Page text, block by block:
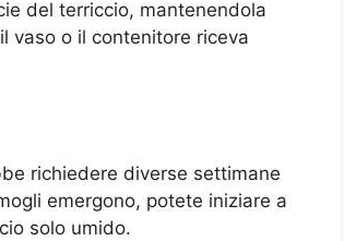
del terriccio, mantenendola
vaso o il contenitore riceva
richiedere diverse settimane
emergono, potete iniziare a
solo umido.